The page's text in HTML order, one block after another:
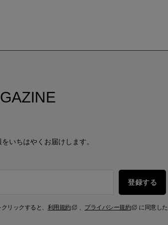
いちはやくお届けします。
登録する
リックすると、 利用規約 、 プライバシー規約
に同意した